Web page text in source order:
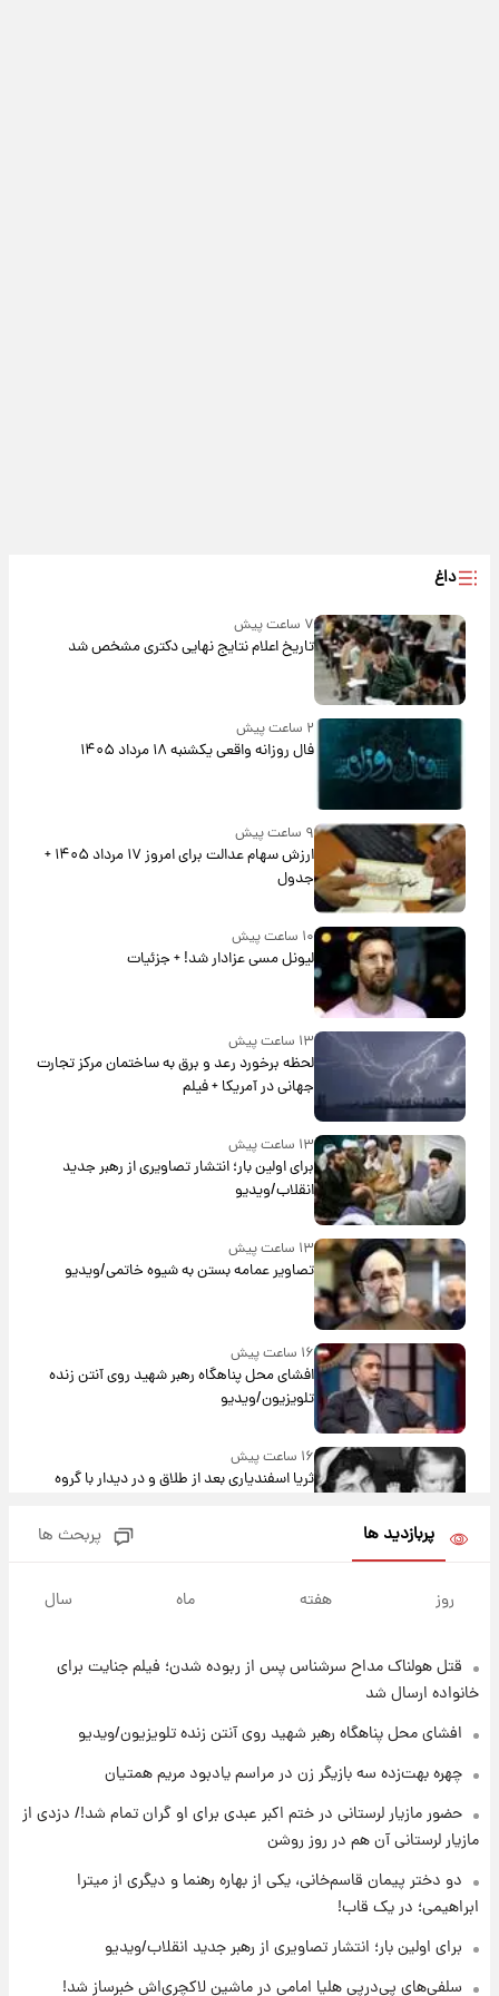
داغ
۷ ساعت پیش
تاریخ اعلام نتایج نهایی دکتری مشخص شد
۲ ساعت پیش
فال روزانه واقعی یکشنبه ۱۸ مرداد ۱۴۰۵
۹ ساعت پیش
ارزش سهام عدالت برای امروز ۱۷ مرداد ۱۴۰۵ +
جدول
۱۰ ساعت پیش
لیونل مسی عزادار شد! + جزئیات
۱۳ ساعت پیش
لحظه برخورد رعد و برق به ساختمان مرکز تجارت
جهانی در آمریکا + فیلم
۱۳ ساعت پیش
برای اولین بار؛ انتشار تصاویری از رهبر جدید
انقلاب/ویدیو
۱۳ ساعت پیش
تصاویر عمامه بستن به شیوه خاتمی/ویدیو
۱۶ ساعت پیش
افشای محل پناهگاه‌ رهبر شهید روی آنتن زنده
تلویزیون/ویدیو
۱۶ ساعت پیش
ثریا اسفندیاری بعد از طلاق و در دیدار با گروه
پول به معشوقه با درآمد یوفا
۱۶ ساعت پیش
۱۷ ساعت پیش
پی رفتن رامین رضاییان+ عکس
۱۷ ساعت پیش
۱۸ ساعت پیش
پربازدید ها پربحث ها
روز هفته ماه سال
قتل هولناک مداح سرشناس پس از ربوده شدن؛ فیلم جنایت برای
خانواده ارسال شد
افشای محل پناهگاه‌ رهبر شهید روی آنتن زنده تلویزیون/ویدیو
چهره بهت‌زده سه بازیگر زن در مراسم یادبود مریم همتیان
حضور مازیار لرستانی در ختم اکبر عبدی برای او گران تمام شد!/ دزدی از
مازیار لرستانی آن هم در روز روشن
دو دختر پیمان قاسم‌خانی، یکی از بهاره رهنما و دیگری از میترا
ابراهیمی؛ در یک قاب!
برای اولین بار؛ انتشار تصاویری از رهبر جدید انقلاب/ویدیو
سلفی‌های پی‌درپی هلیا امامی در ماشین لاکچری‌اش خبرساز شد!